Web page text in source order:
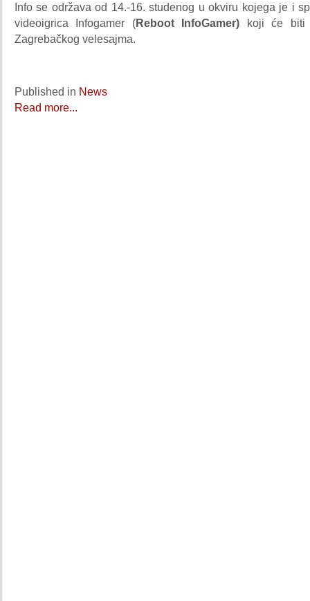
Info se održava od 14.-16. studenog u okviru kojega je i
videoigrica Infogamer (Reboot InfoGamer) koji će biti
Zagrebačkog velesajma.
Published in News
Read more...